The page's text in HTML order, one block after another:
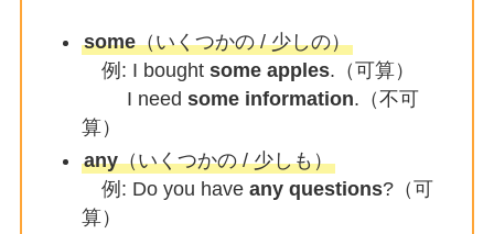
some（いくつかの / 少しの）
例: I bought some apples.（可算）
I need some information.（不可
算）
any（いくつかの / 少しも）
例: Do you have any questions?（可
算）